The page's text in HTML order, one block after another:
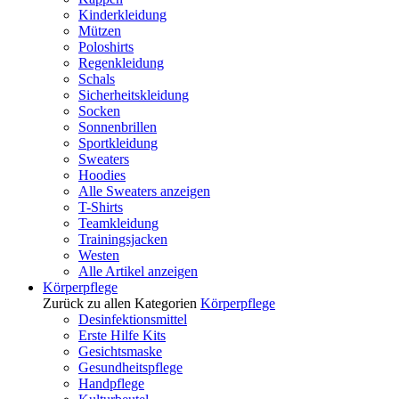
Kinderkleidung
Mützen
Poloshirts
Regenkleidung
Schals
Sicherheitskleidung
Socken
Sonnenbrillen
Sportkleidung
Sweaters
Hoodies
Alle Sweaters anzeigen
T-Shirts
Teamkleidung
Trainingsjacken
Westen
Alle Artikel anzeigen
Körperpflege
Zurück zu allen Kategorien Körperpflege
Desinfektionsmittel
Erste Hilfe Kits
Gesichtsmaske
Gesundheitspflege
Handpflege